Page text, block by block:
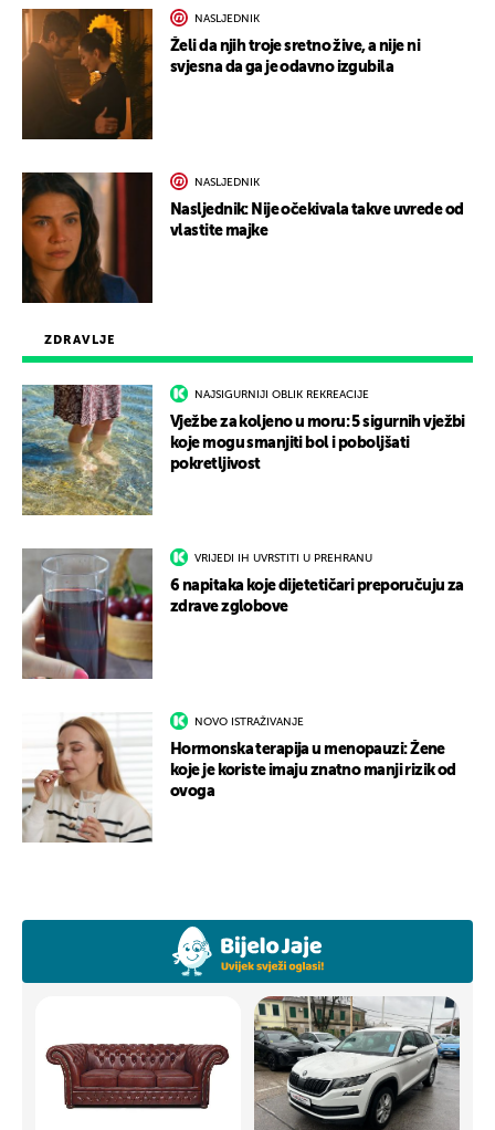
ZDRAVLJE
NAJSIGURNIJI OBLIK REKREACIJE
Vježbe za koljeno u moru: 5 sigurnih vježbi
koje mogu smanjiti bol i poboljšati
pokretljivost
VRIJEDI IH UVRSTITI U PREHRANU
6 napitaka koje dijetetičari preporučuju za
zdrave zglobove
NOVO ISTRAŽIVANJE
Hormonska terapija u menopauzi: Žene
koje je koriste imaju znatno manji rizik od
ovoga
NASLJEDNIK
Želi da njih troje sretno žive, a nije ni
svjesna da ga je odavno izgubila
NASLJEDNIK
Nasljednik: Nije očekivala takve uvrede od
vlastite majke